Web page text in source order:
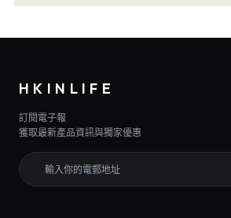
HKINLIFE
訂閱電子報
獲取最新產品資訊與獨家優惠